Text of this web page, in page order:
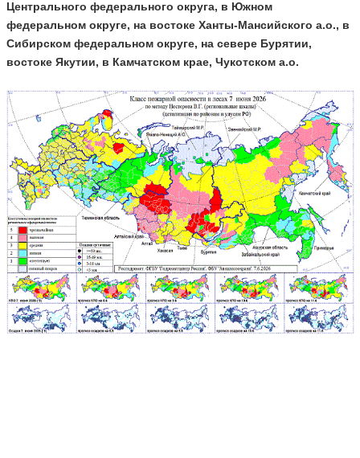
Центрального федерального округа, в Южном
федеральном округе, на востоке Ханты-Мансийского а.о., в
Сибирском федеральном округе, на севере Бурятии,
востоке Якутии, в Камчатском крае, Чукотском а.о.